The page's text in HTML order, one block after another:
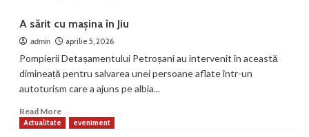
cuprins
de
flăcări
mers,
la
Două
A sărit cu mașina în Jiu
admin aprilie 5, 2026
Pompierii Detașamentului Petroșani au intervenit în această
dimineață pentru salvarea unei persoane aflate într-un
autoturism care a ajuns pe albia...
Read MoreRead
more
Actualitate eveniment